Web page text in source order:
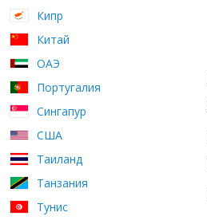
Кипр
Китай
ОАЭ
Португалия
Сингапур
США
Таиланд
Танзания
Тунис